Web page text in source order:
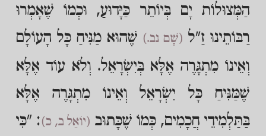
הַמְּצוּלוֹת יָם בְּיוֹתֵר כַּיָּדוּעַ, וּכְמוֹ שֶׁאָמְרוּ
רַבּוֹתֵינוּ זַ"ל (שָׁם נב.) שֶׁהוּא מַנִּיחַ כָּל הָעוֹלָם
וְאֵינוֹ מִתְגָּרֶה אֶלָּא בְּיִשְׂרָאֵל. וְלֹא עוֹד אֶלָּא
שֶׁמַּנִּיחַ כָּל יִשְׂרָאֵל וְאֵינוֹ מִתְגָּרֶה אֶלָּא
בַּתַּלְמִידֵי חֲכָמִים, כְּמוֹ שֶׁכָּתוּב (יוֹאֵל ב, כ): "כִּי